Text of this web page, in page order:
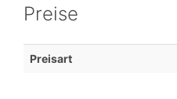
Preise
Preisart